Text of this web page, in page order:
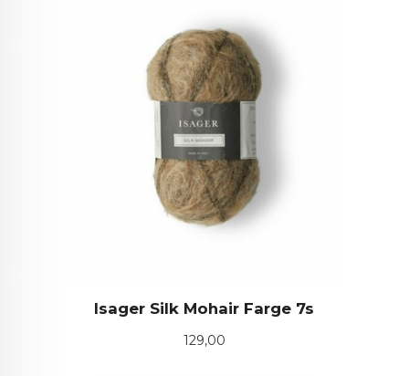
Isager Silk Mohair Farge 7s
Pris
129,00